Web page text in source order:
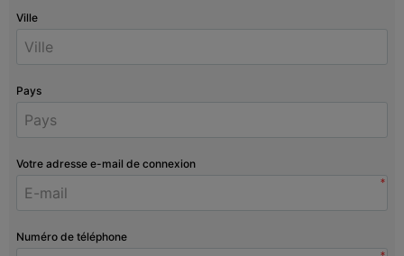
Ville
Pays
Votre adresse e-mail de connexion
*
Numéro de téléphone